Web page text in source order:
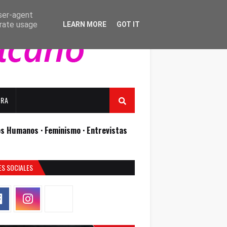
Humanos · Feminismo · Entrevistas
SOCIALES
agent
usage
LEARN MORE GOT IT